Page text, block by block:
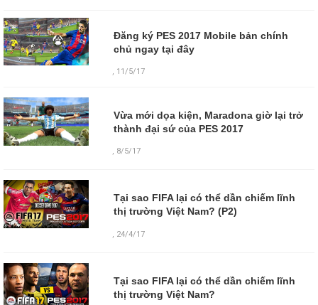
Đăng ký PES 2017 Mobile bản chính
chủ ngay tại đây
, 11/5/17
Vừa mới dọa kiện, Maradona giờ lại trở
thành đại sứ của PES 2017
, 8/5/17
Tại sao FIFA lại có thể dần chiếm lĩnh
thị trường Việt Nam? (P2)
24/4/17
Tại sao FIFA lại có thể dần chiếm lĩnh
thị trường Việt Nam?